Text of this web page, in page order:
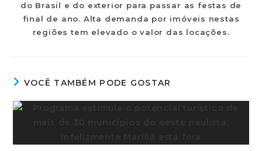
do Brasil e do exterior para passar as festas de
final de ano. Alta demanda por imóveis nestas
regiões tem elevado o valor das locações.
VOCÊ TAMBÉM PODE GOSTAR